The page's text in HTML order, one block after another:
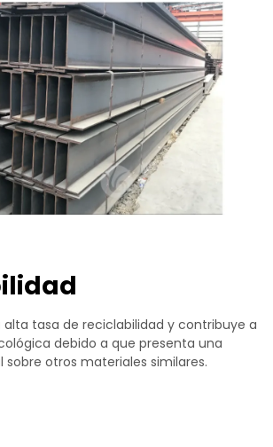
alta tasa de reciclabilidad y contribuye a
debido a que presenta una
otros materiales similares.